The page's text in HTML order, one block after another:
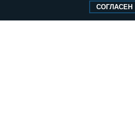
Свидетельство о регистрации Эл № ФС77-
СОГЛАСЕН